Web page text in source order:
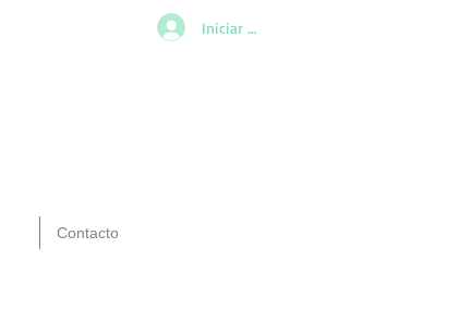
Iniciar sesión
Contacto